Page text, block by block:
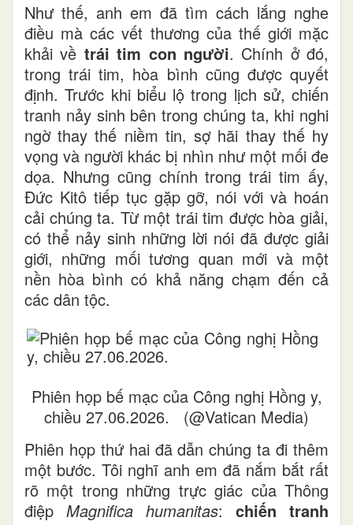
Như thế, anh em đã tìm cách lắng nghe
điều mà các vết thương của thế giới mặc
khải về trái tim con người. Chính ở đó,
trong trái tim, hòa bình cũng được quyết
định. Trước khi biểu lộ trong lịch sử, chiến
tranh nảy sinh bên trong chúng ta, khi nghi
ngờ thay thế niềm tin, sợ hãi thay thế hy
vọng và người khác bị nhìn như một mối đe
dọa. Nhưng cũng chính trong trái tim ấy,
Đức Kitô tiếp tục gặp gỡ, nói với và hoán
cải chúng ta. Từ một trái tim được hòa giải,
có thể nảy sinh những lời nói đã được giải
giới, những mối tương quan mới và một
nền hòa bình có khả năng chạm đến cả
các dân tộc.
Phiên họp bế mạc của Công nghị Hồng y,
chiều 27.06.2026. (@Vatican Media)
Phiên họp thứ hai đã dẫn chúng ta đi thêm
một bước. Tôi nghĩ anh em đã nắm bắt rất
rõ một trong những trực giác của Thông
điệp Magnifica humanitas: chiến tranh